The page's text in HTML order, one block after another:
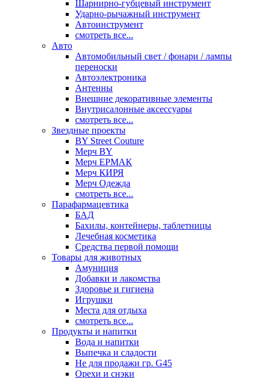
Шарнирно-губцевый инструмент
Ударно-рычажный инструмент
Автоинструмент
смотреть все...
Авто
Автомобильный свет / фонари / лампы
переноски
Автоэлектроника
Антенны
Внешние декоративные элементы
Внутрисалонные аксессуары
смотреть все...
Звездные проекты
BY Street Couture
Мерч BY
Мерч ЕРМАК
Мерч КИРЯ
Мерч Одежда
смотреть все...
Парафармацевтика
БАД
Бахилы, контейнеры, таблетницы
Лечебная косметика
Средства первой помощи
Товары для животных
Амуниция
Добавки и лакомства
Здоровье и гигиена
Игрушки
Места для отдыха
смотреть все...
Продукты и напитки
Вода и напитки
Выпечка и сладости
Не для продажи гр. G45
Орехи и снэки